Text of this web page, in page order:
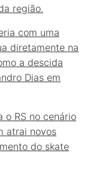
região.
com uma
diretamente na
a descida
Dias em
o RS no cenário
atrai novos
do skate